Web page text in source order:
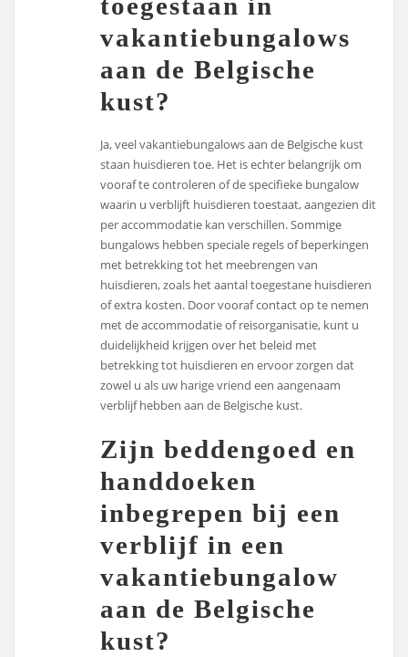
vakantiebungalows
aan de Belgische
kust?
Ja, veel vakantiebungalows aan de Belgische kust
staan huisdieren toe. Het is echter belangrijk om
vooraf te controleren of de specifieke bungalow
waarin u verblijft huisdieren toestaat, aangezien dit
per accommodatie kan verschillen. Sommige
bungalows hebben speciale regels of beperkingen
met betrekking tot het meebrengen van
huisdieren, zoals het aantal toegestane huisdieren
of extra kosten. Door vooraf contact op te nemen
met de accommodatie of reisorganisatie, kunt u
duidelijkheid krijgen over het beleid met
betrekking tot huisdieren en ervoor zorgen dat
zowel u als uw harige vriend een aangenaam
verblijf hebben aan de Belgische kust.
Zijn beddengoed en
handdoeken
inbegrepen bij een
verblijf in een
vakantiebungalow
aan de Belgische
kust?